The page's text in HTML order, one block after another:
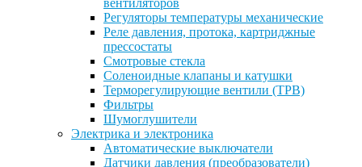
вентиляторов
Регуляторы температуры механические
Реле давления, протока, картриджные
прессостаты
Смотровые стекла
Соленоидные клапаны и катушки
Терморегулирующие вентили (ТРВ)
Фильтры
Шумоглушители
Электрика и электроника
Автоматические выключатели
Датчики давления (преобразователи)